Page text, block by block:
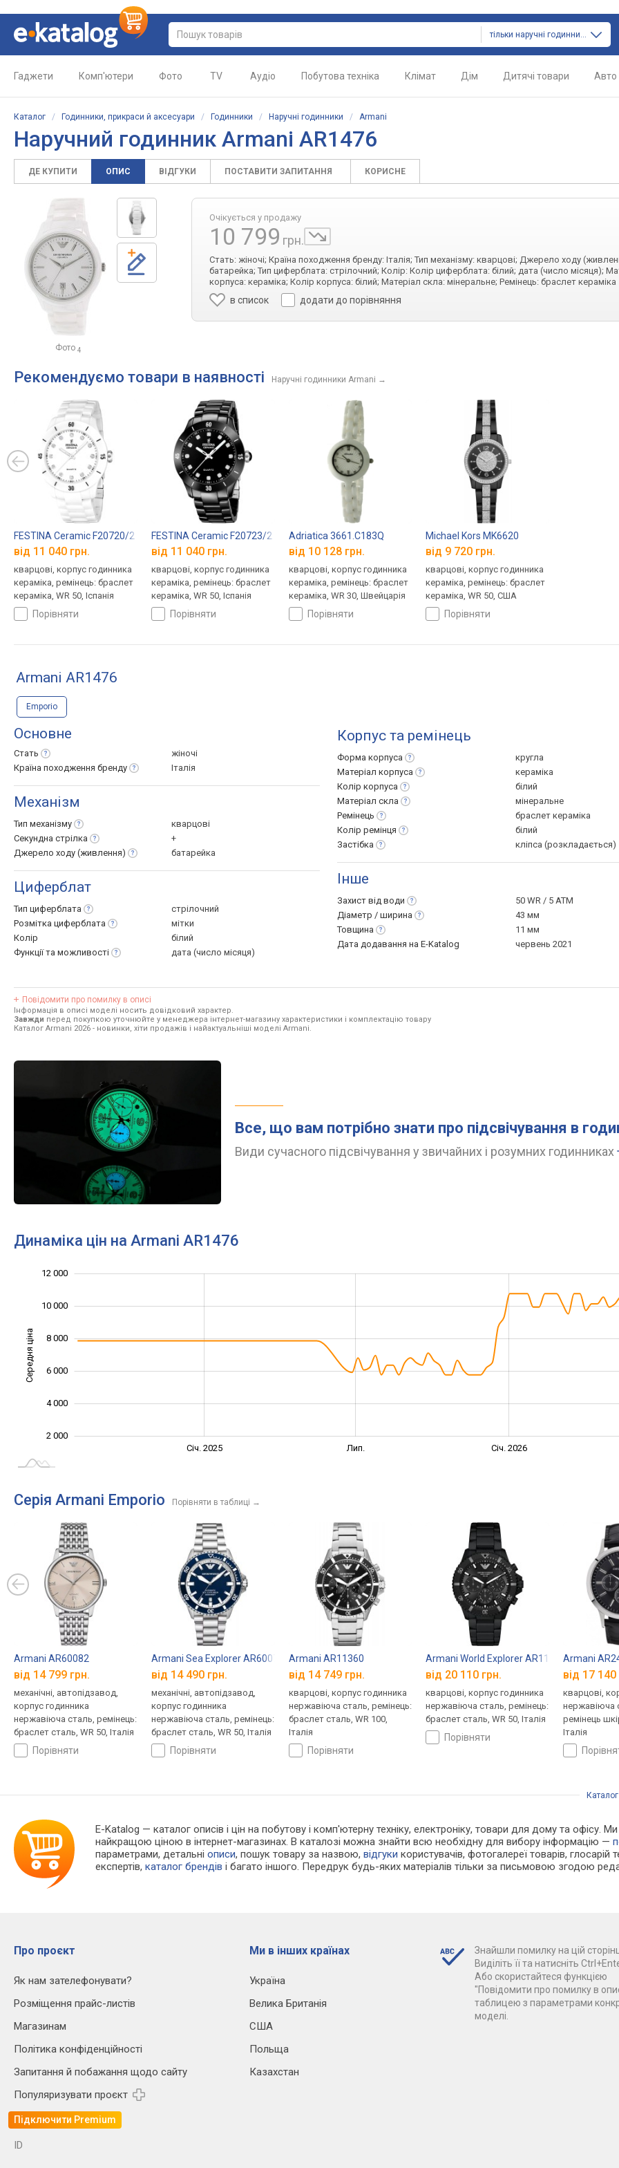
тільки наручні годинники
Гаджети Комп'ютери Фото TV Аудіо Побутова техніка Клімат Дім Дитячі товари Авто
Каталог / Годинники, прикраси й аксесуари / Годинники / Наручні годинники / Armani
Наручний годинник Armani AR1476
ДЕ КУПИТИ ОПИС ВІДГУКИ ПОСТАВИТИ ЗАПИТАННЯ КОРИСНЕ
Фото 4
Очікується у продажу
10 799 грн.
Стать: жіночі; Країна походження бренду: Італія; Тип механізму: кварцові; Джерело ходу
батарейка; Тип циферблата: стрілочний; Колір: Колір циферблата: білий; дата (число місяця);
корпуса: кераміка; Колір корпуса: білий; Матеріал скла: мінеральне; Ремінець: браслет кераміка
в список додати до порівняння
Рекомендуємо товари в наявності Наручні годинники Armani →
FESTINA Ceramic F20720/2
від 11 040 грн.
кварцові, корпус годинника
кераміка, ремінець: браслет
кераміка, WR 50, Іспанія
порівняти
FESTINA Ceramic F20723/2
від 11 040 грн.
кварцові, корпус годинника
кераміка, ремінець: браслет
кераміка, WR 50, Іспанія
порівняти
Adriatica 3661.C183Q
від 10 128 грн.
кварцові, корпус годинника
кераміка, ремінець: браслет
кераміка, WR 30, Швейцарія
порівняти
Michael Kors MK6620
від 9 720 грн.
кварцові, корпус годинника
кераміка, ремінець: браслет
кераміка, WR 50, США
порівняти
Armani AR1476
Emporio
Основне
Стать
жіночі
Країна походження бренду Італія
Механізм
Тип механізму
кварцові
Секундна стрілка
+
Джерело ходу (живлення) батарейка
Циферблат
Тип циферблата
стрілочний
Розмітка циферблата
мітки
Колір
білий
Функції та можливості дата (число місяця)
Корпус та ремінець
Форма корпуса
кругла
Матеріал корпуса
кераміка
Колір корпуса
білий
Матеріал скла
мінеральне
Ремінець
браслет кераміка
Колір ремінця
білий
Застібка
кліпса (розкладається)
Інше
Захист від води
50 WR / 5 ATM
Діаметр / ширина
43 мм
Товщина
11 мм
Дата додавання на E-Katalog
червень 2021
Повідомити про помилку в описі
Інформація в описі моделі носить довідковий характер.
Завжди перед покупкою уточнюйте у менеджера інтернет-магазину характеристики і комплектацію товару
Каталог Armani 2026 - новинки, хіти продажів і найактуальніші моделі Armani.
Все, що вам потрібно знати про підсвічування в
Види сучасного підсвічування у звичайних і розумних годинниках
Динаміка цін на Armani AR1476
Середня ціна
2 000
4 000
6 000
8 000
10 000
12 000
Січ. 2025 Лип. Січ. 2026
Серія Armani Emporio Порівняти в таблиці →
Armani AR60082
від 14 799 грн.
механічні, автопідзавод,
корпус годинника
нержавіюча сталь, ремінець:
браслет сталь, WR 50, Італія
порівняти
Armani Sea Explorer AR60079
від 14 490 грн.
механічні, автопідзавод,
корпус годинника
нержавіюча сталь, ремінець:
браслет сталь, WR 50, Італія
порівняти
Armani AR11360
від 14 749 грн.
кварцові, корпус годинника
нержавіюча сталь, ремінець:
браслет сталь, WR 100,
Італія
порівняти
Armani World Explorer AR11784
від 20 110 грн.
кварцові, корпус годинника
нержавіюча сталь, ремінець:
браслет сталь, WR 50, Італія
порівняти
Armani
від 17 140
кварцові,
нержавіюча
ремінець
Італія
Каталог
E-Katalog — каталог описів і цін на побутову і комп'ютерну техніку, електроніку, товари для дому та офісу.
найкращою ціною в інтернет-магазинах. В каталозі можна знайти всю необхідну для вибору інформацію —
параметрами, детальніописи, пошук товару за назвою,відгуки користувачів, фотогалереї товарів, глосарій
експертів,каталог брендів і багато іншого. Передрук будь-яких матеріалів тільки за письмовою згодою
Про проєкт
Як нам зателефонувати?
Розміщення прайс-листів
Магазинам
Політика конфіденційності
Запитання й побажання щодо сайту
Популяризувати проєкт
Підключити Premium
Ми в інших країнах
Україна
Велика Британія
США
Польща
Казахстан
Знайшли помилку на цій
Виділіть її та натисніть
Або скористайтеся функцією
"Повідомити про помилку в
таблицею з параметрами
моделі.
ID